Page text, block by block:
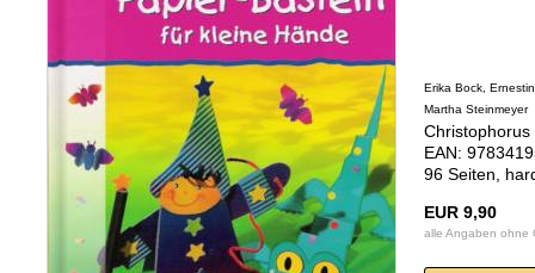
Erika Bock,
Martha Steinmeyer
Christophorus
EAN:
96 Seiten,
EUR 9,90
alle Angaben ohne